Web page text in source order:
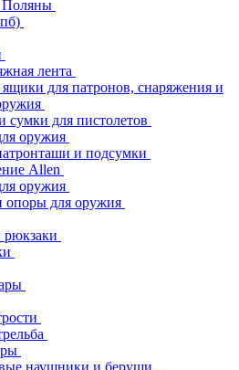
Поляны
лента
для патронов, снаряжения и
сумки для пистолетов
оружия
и подсумки
Allen
оружия
для оружия
наушники и беруши